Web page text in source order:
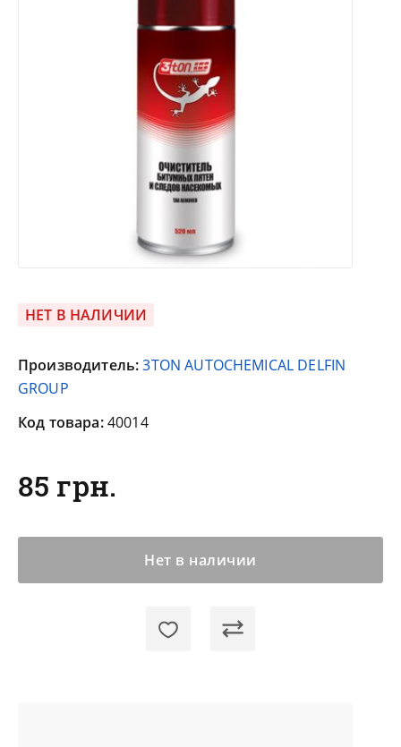
НЕТ В НАЛИЧИИ
Производитель:3TON AUTOCHEMICAL DELFIN
GROUP
Код товара:40014
85 грн.
Нет в наличии